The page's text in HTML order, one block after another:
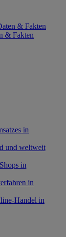
& Fakten
& Fakten
in
und weltweit
in
in
Handel in